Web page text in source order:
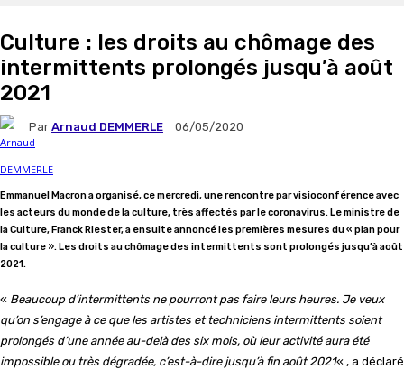
Culture : les droits au chômage des
intermittents prolongés jusqu’à août
2021
Par Arnaud DEMMERLE 06/05/2020
Emmanuel Macron a organisé, ce mercredi, une rencontre par visioconférence avec
les acteurs du monde de la culture, très affectés par le coronavirus. Le ministre de
la Culture, Franck Riester, a ensuite annoncé les premières mesures du « plan pour
la culture ». Les droits au chômage des intermittents sont prolongés jusqu’à août
2021.
« Beaucoup d’intermittents ne pourront pas faire leurs heures. Je veux
qu’on s’engage à ce que les artistes et techniciens intermittents soient
prolongés d’une année au-delà des six mois, où leur activité aura été
impossible ou très dégradée, c’est-à-dire jusqu’à fin août 2021« , a déclaré